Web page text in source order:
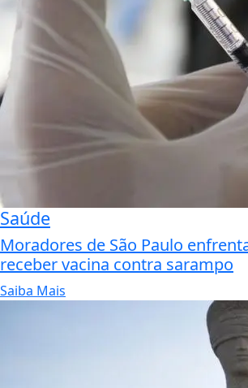
Saúde
Moradores de São Paulo
receber vacina contra sarampo
Saiba Mais